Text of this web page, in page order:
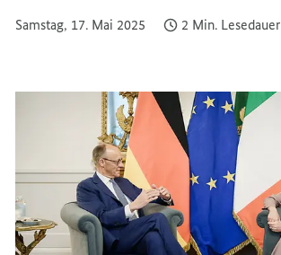
Samstag, 17. Mai 2025 2 Min. Lesedauer